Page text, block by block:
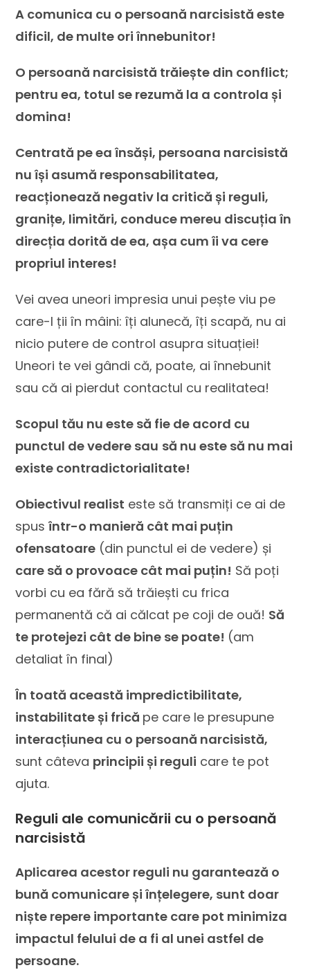
A comunica cu o persoană narcisistă este
dificil, de multe ori înnebunitor!
O persoană narcisistă trăiește din conflict;
pentru ea, totul se rezumă la a controla și
domina!
Centrată pe ea însăși, persoana narcisistă
nu își asumă responsabilitatea,
reacționează negativ la critică și reguli,
granițe, limitări, conduce mereu discuția în
direcția dorită de ea, așa cum îi va cere
propriul interes!
Vei avea uneori impresia unui pește viu pe
care-l ții în mâini: îți alunecă, îți scapă, nu ai
nicio putere de control asupra situației!
Uneori te vei gândi că, poate, ai înnebunit
sau că ai pierdut contactul cu realitatea!
Scopul tău nu este să fie de acord cu
punctul de vedere sau să nu este să nu mai
existe contradictorialitate!
Obiectivul realist este să transmiți ce ai de
spusîntr-o manieră cât mai puțin
ofensatoare (din punctul ei de vedere) și
care să o provoace cât mai puțin! Să poți
vorbi cu ea fără să trăiești cu frica
permanentă că ai călcat pe coji de ouă! Să
te protejezi cât de bine se poate! (am
detaliat în final)
În toată această impredictibilitate,
instabilitate și frică pe care le presupune
interacțiunea cu o persoană narcisistă,
sunt câteva principii și reguli care te pot
ajuta.
Reguli ale comunicării cu o persoană
narcisistă
Aplicarea acestor reguli nu garantează o
bună comunicare și înțelegere, sunt doar
niște repere importante care pot minimiza
impactul felului de a fi al unei astfel de
persoane.